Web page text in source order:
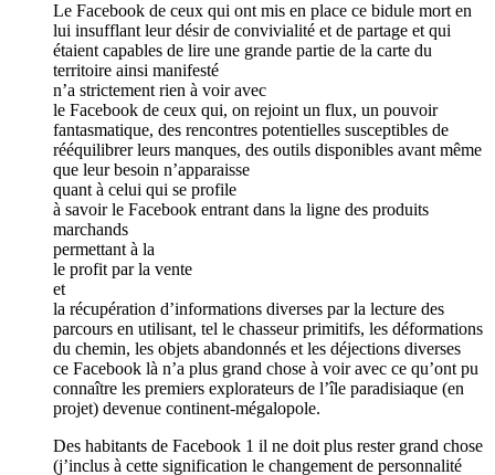
Le Facebook de ceux qui ont mis en place ce bidule mort en
lui insufflant leur désir de convivialité et de partage et qui
étaient capables de lire une grande partie de la carte du
territoire ainsi manifesté
n’a strictement rien à voir avec
le Facebook de ceux qui, on rejoint un flux, un pouvoir
fantasmatique, des rencontres potentielles susceptibles de
rééquilibrer leurs manques, des outils disponibles avant même
que leur besoin n’apparaisse
quant à celui qui se profile
à savoir le Facebook entrant dans la ligne des produits
marchands
permettant à la
le profit par la vente
et
la récupération d’informations diverses par la lecture des
parcours en utilisant, tel le chasseur primitifs, les déformations
du chemin, les objets abandonnés et les déjections diverses
ce Facebook là n’a plus grand chose à voir avec ce qu’ont pu
connaître les premiers explorateurs de l’île paradisiaque (en
projet) devenue continent-mégalopole.
Des habitants de Facebook 1 il ne doit plus rester grand chose
(j’inclus à cette signification le changement de personnalité